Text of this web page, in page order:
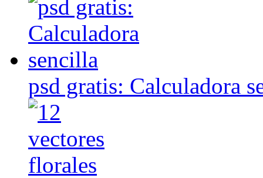
psd gratis: Calculadora